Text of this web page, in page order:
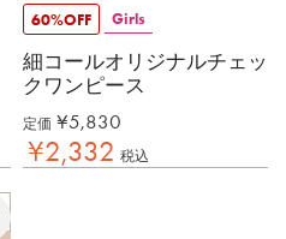
60%OFF Girls
細コールオリジナルチェッ
クワンピース
定価 ¥5,830
¥2,332 税込